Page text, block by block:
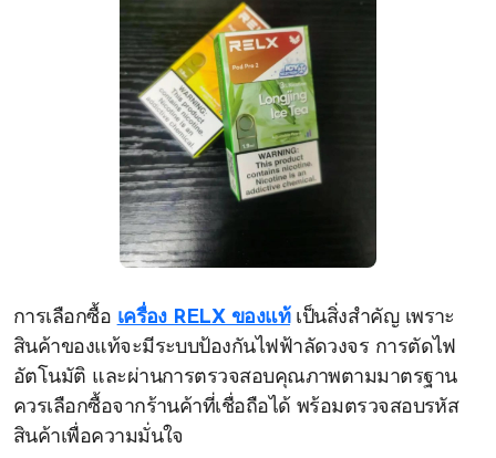
การเลือกซื้อ เครื่อง RELX ของแท้เป็นสิ่งสำคัญ เพราะ
สินค้าของแท้จะมีระบบป้องกันไฟฟ้าลัดวงจร การตัดไฟ
อัตโนมัติ และผ่านการตรวจสอบคุณภาพตามมาตรฐาน
ควรเลือกซื้อจากร้านค้าที่เชื่อถือได้ พร้อมตรวจสอบรหัส
สินค้าเพื่อความมั่นใจ